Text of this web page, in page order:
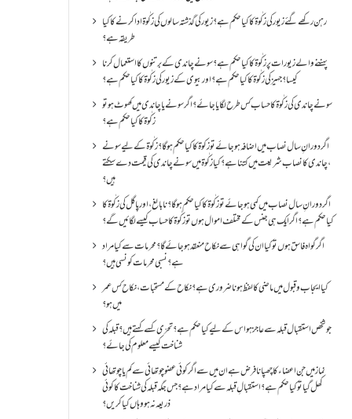
رہن رکھے گئے زیور کی زکٰوۃ کا کیا حکم ہے؟زیور کی گذشتہ سالوں کی زکٰوۃ ادا کرنے کا کیا
طریقہ ہے؟
پہننے والے زیورات پر زکٰوۃ کا کیا حکم ہے؟ سونے چاندی کے برتنوں کا استعمال کرنا
کیسا؟ جہیز کی زکٰوۃ کا کیا حکم ہے؟ اور بیوی کے زیور کی زکٰوۃ کا کیا حکم ہے؟
سونے چاندی کی زکٰوۃ کا حساب کس طرح لگایا جائے؟ اگر سونے یا چاندی میں کھوٹ ہو تو
زکٰوۃ کا کیا حکم ہے؟
اگر دورانِ سال نصاب میں اضافہ ہو جائے تو زکوۃ کا کیا حکم ہو گا؟ زکٰوۃ کے لیے سونے
،چاندی کا نصاب شریعت میں کتنا ہے؟ کیا زکٰوۃ میں سونے چاندی کی قیمت دے سکتے
ہیں؟
اگر دورانِ سال نصاب میں کمی ہو جائے تو زکٰوۃ کا کیا حکم ہو گا؟ نا بالغ ، اور پاگل کی زکٰوۃ کا
کیا حکم ہے؟ اگر ایک ہی جنس کے مختلف اموال ہوں تو زکٰوۃ کا حساب کیسے لگائیں گے؟
اگر گواہ فاسق ہوں تو کیا ان کی گواہی سے نکاح منعقد ہو جائے گا؟ محرمات سے کیا مراد
ہے؟ نسبی محرمات کونسی ہیں؟
کیا ایجاب و قبول میں ماضی کا لفظ ہونا ضروری ہے؟ نکاح کے مستحبات، نکاح کس عمر
میں ہو؟
جو شخص استقبال قبلہ سے عاجز ہو اس کے لیے کیا حکم ہے؟ تحرّی کسے کہتے ہیں؟ قبلہ کی
شناخت کیسے معلوم کی جائے؟
نماز میں جن اعضاء کا چھپانا فرض ہے ان میں سے اگر کوئی عضو چوتھائی سے کم یا چوتھائی
کھل گیا تو کیا حکم ہے؟استقبالِ قبلہ سے کیا مراد ہے؟جس جگہ قبلہ کی شناخت کا کوئی
ذریعہ نہ ہو وہاں کیا کریں؟